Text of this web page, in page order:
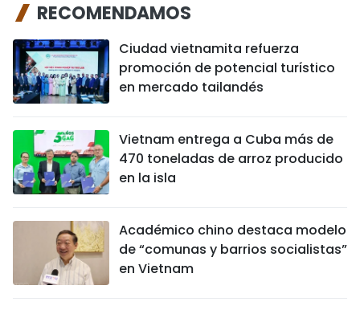
RECOMENDAMOS
Ciudad vietnamita refuerza
promoción de potencial turístico
en mercado tailandés
Vietnam entrega a Cuba más de
470 toneladas de arroz producido
en la isla
Académico chino destaca modelo
de “comunas y barrios socialistas”
en Vietnam